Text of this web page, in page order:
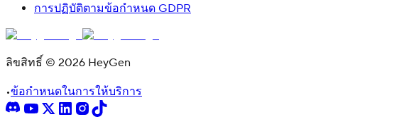
การปฏิบัติตามข้อกำหนด GDPR
ลิขสิทธิ์ © 2026 HeyGen
•ข้อกำหนดในการให้บริการ